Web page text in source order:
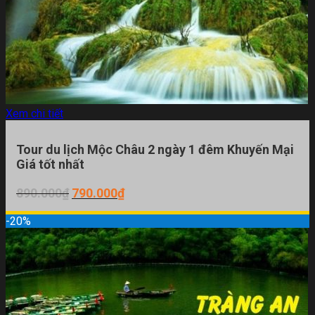
Xem chi tiết
Tour du lịch Mộc Châu 2 ngày 1 đêm Khuyến Mại
Giá tốt nhất
890.000₫ Giá
là:
890.000₫.
790.000₫Giá
tại
là:
790.000₫.
-20%